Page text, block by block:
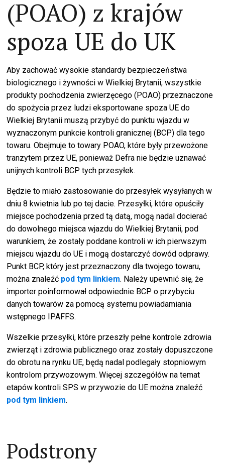
(POAO) z krajów
spoza UE do UK
Aby zachować wysokie standardy bezpieczeństwa
biologicznego i żywności w Wielkiej Brytanii, wszystkie
produkty pochodzenia zwierzęcego (POAO) przeznaczone
do spożycia przez ludzi eksportowane spoza UE do
Wielkiej Brytanii muszą przybyć do punktu wjazdu w
wyznaczonym punkcie kontroli granicznej (BCP) dla tego
towaru. Obejmuje to towary POAO, które były przewożone
tranzytem przez UE, ponieważ Defra nie będzie uznawać
unijnych kontroli BCP tych przesyłek.
Będzie to miało zastosowanie do przesyłek wysyłanych w
dniu 8 kwietnia lub po tej dacie. Przesyłki, które opuściły
miejsce pochodzenia przed tą datą, mogą nadal docierać
do dowolnego miejsca wjazdu do Wielkiej Brytanii, pod
warunkiem, że zostały poddane kontroli w ich pierwszym
miejscu wjazdu do UE i mogą dostarczyć dowód odprawy.
Punkt BCP, który jest przeznaczony dla twojego towaru,
można znaleźć pod tym linkiem. Należy upewnić się, że
importer poinformował odpowiednie BCP o przybyciu
danych towarów za pomocą systemu powiadamiania
wstępnego IPAFFS.
Wszelkie przesyłki, które przeszły pełne kontrole zdrowia
zwierząt i zdrowia publicznego oraz zostały dopuszczone
do obrotu na rynku UE, będą nadal podlegały stopniowym
kontrolom przywozowym. Więcej szczegółów na temat
etapów kontroli SPS w przywozie do UE można znaleźć
pod tym linkiem.
Podstrony